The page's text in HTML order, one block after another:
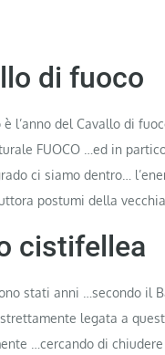
di fuoco
l’anno del Cavallo di
FUOCO …ed in
ci siamo dentro…
postumi della
cistifellea
stati anni …secondo
legata a
…cercando di